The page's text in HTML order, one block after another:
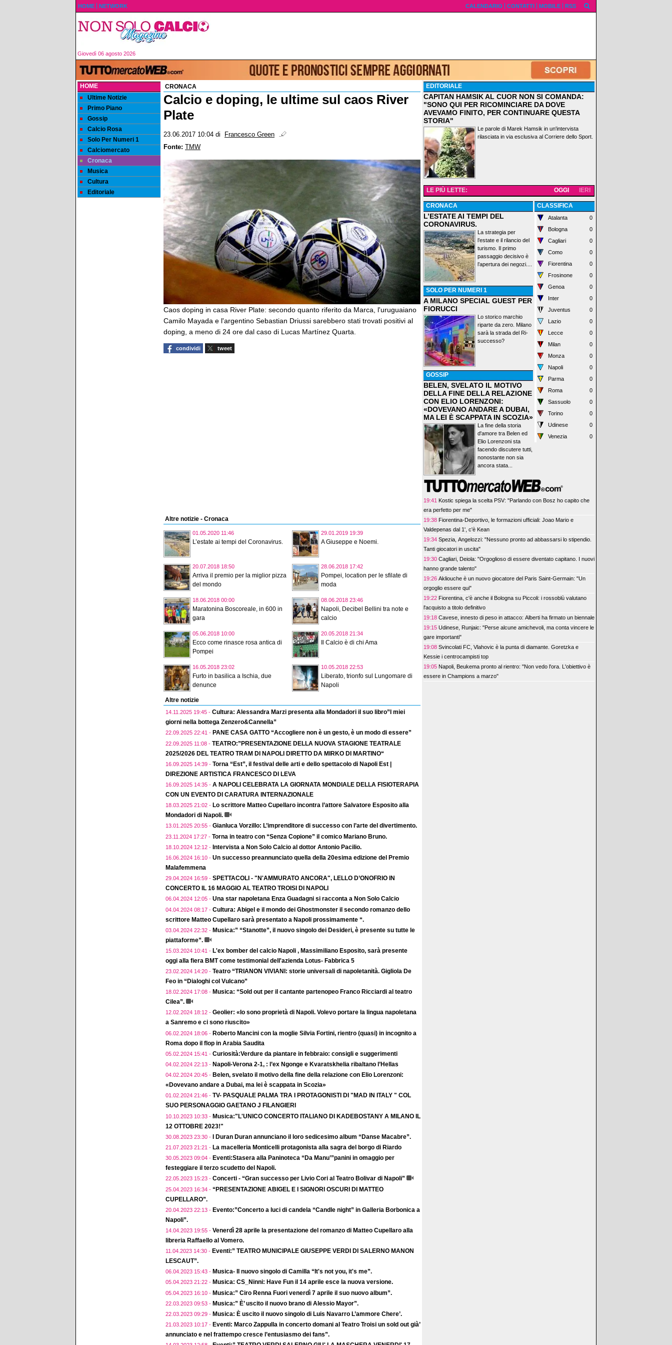
HOME NETWORK CALENDARIO CONTATTI MOBILE RSS
Giovedì 06 agosto 2026
HOME
Ultime Notizie
Primo Piano
Gossip
Calcio Rosa
Solo Per Numeri 1
Calciomercato
Cronaca
Musica
Cultura
Editoriale
CRONACA
Calcio e doping, le ultime sul caos River
Plate
23.06.2017 10:04 di
Francesco Green
Fonte:
TMW
Caos doping in casa River Plate: secondo quanto riferito da Marca, l'uruguaiano
Camilo Mayada e l'argentino Sebastian Driussi sarebbero stati trovati positivi al
doping, a meno di 24 ore dal caso di Lucas Martínez Quarta.
condividi tweet
Altre notizie - Cronaca
01.05.2020 11:46
L’estate ai tempi del Coronavirus.
29.01.2019 19:39
A Giuseppe e Noemi.
20.07.2018 18:50
Arriva il premio per la miglior pizza
del mondo
28.06.2018 17:42
Pompei, location per le sfilate di
moda
18.06.2018 00:00
Maratonina Boscoreale, in 600 in
gara
08.06.2018 23:46
Napoli, Decibel Bellini tra note e
calcio
05.06.2018 10:00
Ecco come rinasce rosa antica di
Pompei
20.05.2018 21:34
Il Calcio è di chi Ama
16.05.2018 23:02
Furto in basilica a Ischia, due
denunce
10.05.2018 22:53
Liberato, trionfo sul Lungomare di
Napoli
Altre notizie
14.11.2025 19:45 - Cultura: Alessandra Marzi presenta alla Mondadori il suo libro”I miei
giorni nella bottega Zenzero&Cannella”
22.09.2025 22:41 - PANE CASA GATTO “Accogliere non è un gesto, è un modo di essere”
22.09.2025 11:08 - TEATRO:”PRESENTAZIONE DELLA NUOVA STAGIONE TEATRALE
2025/2026 DEL TEATRO TRAM DI NAPOLI DIRETTO DA MIRKO DI MARTINO“
16.09.2025 14:39 - Torna “Est”, il festival delle arti e dello spettacolo di Napoli Est |
DIREZIONE ARTISTICA FRANCESCO DI LEVA
16.09.2025 14:35 - A NAPOLI CELEBRATA LA GIORNATA MONDIALE DELLA FISIOTERAPIA
CON UN EVENTO DI CARATURA INTERNAZIONALE
18.03.2025 21:02 - Lo scrittore Matteo Cupellaro incontra l’attore Salvatore Esposito alla
Mondadori di Napoli.
13.01.2025 20:55 - Gianluca Vorzillo: L’imprenditore di successo con l’arte del divertimento.
23.11.2024 17:27 - Torna in teatro con “Senza Copione” il comico Mariano Bruno.
18.10.2024 12:12 - Intervista a Non Solo Calcio al dottor Antonio Pacilio.
16.06.2024 16:10 - Un successo preannunciato quella della 20esima edizione del Premio
Malafemmena
29.04.2024 16:59 - SPETTACOLI - "N'AMMURATO ANCORA", LELLO D’ONOFRIO IN
CONCERTO IL 16 MAGGIO AL TEATRO TROISI DI NAPOLI
06.04.2024 12:05 - Una star napoletana Enza Guadagni si racconta a Non Solo Calcio
04.04.2024 08:17 - Cultura: Abigel e il mondo dei Ghostmonster il secondo romanzo dello
scrittore Matteo Cupellaro sarà presentato a Napoli prossimamente “.
03.04.2024 22:32 - Musica:” “Stanotte”, il nuovo singolo dei Desideri, è presente su tutte le
piattaforme”.
15.03.2024 10:41 - L'ex bomber del calcio Napoli , Massimiliano Esposito, sarà presente
oggi alla fiera BMT come testimonial dell'azienda Lotus- Fabbrica 5
23.02.2024 14:20 - Teatro “TRIANON VIVIANI: storie universali di napoletanità. Gigliola De
Feo in “Dialoghi col Vulcano”
18.02.2024 17:08 - Musica: “Sold out per il cantante partenopeo Franco Ricciardi al teatro
Cilea”.
12.02.2024 18:12 - Geolier: «Io sono proprietà di Napoli. Volevo portare la lingua napoletana
a Sanremo e ci sono riuscito»
06.02.2024 18:06 - Roberto Mancini con la moglie Silvia Fortini, rientro (quasi) in incognito a
Roma dopo il flop in Arabia Saudita
05.02.2024 15:41 - Curiosità:Verdure da piantare in febbraio: consigli e suggerimenti
04.02.2024 22:13 - Napoli-Verona 2-1, : l’ex Ngonge e Kvaratskhelia ribaltano l’Hellas
04.02.2024 20:45 - Belen, svelato il motivo della fine della relazione con Elio Lorenzoni:
«Dovevano andare a Dubai, ma lei è scappata in Scozia»
01.02.2024 21:46 - TV- PASQUALE PALMA TRA I PROTAGONISTI DI "MAD IN ITALY " COL
SUO PERSONAGGIO GAETANO J FILANGIERI
10.10.2023 10:33 - Musica:"L'UNICO CONCERTO ITALIANO DI KADEBOSTANY A MILANO IL
12 OTTOBRE 2023!"
30.08.2023 23:30 - I Duran Duran annunciano il loro sedicesimo album “Danse Macabre”.
21.07.2023 21:21 - La macelleria Monticelli protagonista alla sagra del borgo di Riardo
30.05.2023 09:04 - Eventi:Stasera alla Paninoteca “Da Manu’”panini in omaggio per
festeggiare il terzo scudetto del Napoli.
22.05.2023 15:23 - Concerti - “Gran successo per Livio Cori al Teatro Bolivar di Napoli”
25.04.2023 16:34 - “PRESENTAZIONE ABIGEL E I SIGNORI OSCURI DI MATTEO
CUPELLARO”.
20.04.2023 22:13 - Evento:”Concerto a luci di candela “Candle night” in Galleria Borbonica a
Napoli”.
14.04.2023 19:55 - Venerdì 28 aprile la presentazione del romanzo di Matteo Cupellaro alla
libreria Raffaello al Vomero.
11.04.2023 14:30 - Eventi:” TEATRO MUNICIPALE GIUSEPPE VERDI DI SALERNO MANON
LESCAUT”.
06.04.2023 15:43 - Musica- Il nuovo singolo di Camilla “It's not you, it's me”.
05.04.2023 21:22 - Musica: CS_Ninni: Have Fun il 14 aprile esce la nuova versione.
05.04.2023 16:10 - Musica:” Ciro Renna Fuori venerdì 7 aprile il suo nuovo album”.
22.03.2023 09:53 - Musica:” È’ uscito il nuovo brano di Alessio Mayor”.
22.03.2023 09:29 - Musica: È uscito il nuovo singolo di Luis Navarro L’ammore Chere’.
21.03.2023 10:17 - Eventi: Marco Zappulla in concerto domani al Teatro Troisi un sold out già’
annunciato e nel frattempo cresce l’entusiasmo dei fans”.
EDITORIALE
CAPITAN HAMSIK AL CUOR NON SI COMANDA:
"SONO QUI PER RICOMINCIARE DA DOVE
AVEVAMO FINITO, PER CONTINUARE QUESTA
STORIA"
Le parole di Marek Hamsik in un'intervista
rilasciata in via esclusiva al Corriere dello Sport.
LE PIÙ LETTE: IERI
OGGI
CRONACA
L’ESTATE AI TEMPI DEL
CORONAVIRUS.
La strategia per
l’estate e il rilancio del
turismo. Il primo
passaggio decisivo è
l’apertura dei negozi....
SOLO PER NUMERI 1
A MILANO SPECIAL GUEST PER
FIORUCCI
Lo storico marchio
riparte da zero. Milano
sarà la strada del Ri-
successo?
GOSSIP
BELEN, SVELATO IL MOTIVO
DELLA FINE DELLA RELAZIONE
CON ELIO LORENZONI:
«DOVEVANO ANDARE A DUBAI,
MA LEI È SCAPPATA IN SCOZIA»
La fine della storia
d'amore tra Belen ed
Elio Lorenzoni sta
facendo discutere tutti,
nonostante non sia
ancora stata...
CLASSIFICA
Atalanta
0
Bologna
0
Cagliari
0
Como
0
Fiorentina
0
Frosinone
0
Genoa
0
Inter
0
Juventus
0
Lazio
0
Lecce
0
Milan
0
Monza
0
Napoli
0
Parma
0
Roma
0
Sassuolo
0
Torino
0
Udinese
0
Venezia
0
19:41 Kostic spiega la scelta PSV: "Parlando con Bosz ho capito che
era perfetto per me"
19:38 Fiorentina-Deportivo, le formazioni ufficiali: Joao Mario e
Valdepenas dal 1', c'è Kean
19:34 Spezia, Angelozzi: "Nessuno pronto ad abbassarsi lo stipendio.
Tanti giocatori in uscita"
19:30 Cagliari, Deiola: "Orgoglioso di essere diventato capitano. I nuovi
hanno grande talento"
19:26 Akliouche è un nuovo giocatore del Paris Saint-Germain: "Un
orgoglio essere qui"
19:22 Fiorentina, c'è anche il Bologna su Piccoli: i rossoblù valutano
l'acquisto a titolo definitivo
19:18 Cavese, innesto di peso in attacco: Alberti ha firmato un biennale
19:15 Udinese, Runjaic: "Perse alcune amichevoli, ma conta vincere le
gare importanti"
19:08 Svincolati FC, Vlahovic è la punta di diamante. Goretzka e
Kessie i centrocampisti top
19:05 Napoli, Beukema pronto al rientro: "Non vedo l'ora. L'obiettivo è
essere in Champions a marzo"